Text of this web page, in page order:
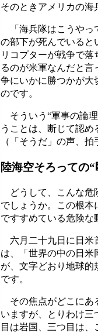
そのときアメリカの海
「海兵隊はこうやっ
の部下が死んでいると
リコプターが戦争で
るのが米軍なんだと
争にいかに勝つかが大
のです。
そういう“軍事の論
うことは、断じて認め
（「そうだ」の声、拍
陸海空そろっての
どうして、こんな危
でしょうか。この根本
ですすめている危険な
六月二十九日に日米
は、「世界の中の日
が、文字どおり地球
です。
その焦点がどこにあ
いますが、とりわけ三
目は岩国、三つ目は、